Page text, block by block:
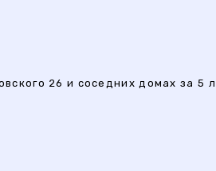
26 и соседних домах за 5